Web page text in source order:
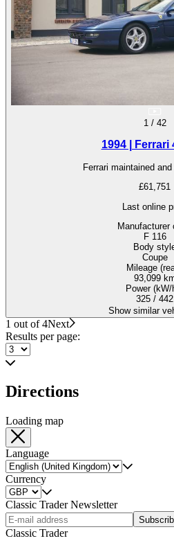
1 / 42
1994 | Ferrari
Ferrari maintained and
£61,751
Last online
Manufacturer
F 116
Body
Coupe
Mileage
93,099
Power (kW/
325 / 442
Show similar
1 out of 4Next
Results per page:
Directions
Loading map
Language
Currency
Classic Trader Newsletter
Classic Trader